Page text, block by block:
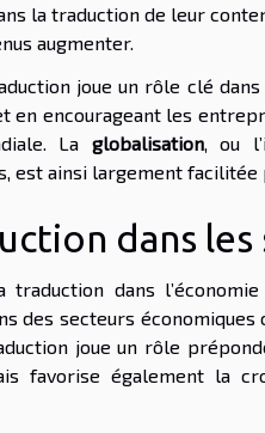
la traduction de leur
augmenter.
joue un rôle clé dans
en encourageant les
La globalisation, ou
est ainsi largement
dans
traduction dans
des secteurs
joue un rôle
favorise également la